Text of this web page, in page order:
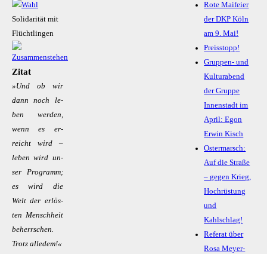
Solidarität mit
Flüchtlingen
Zitat
»Und ob wir
dann noch le­
ben wer­den,
wenn es er­
reicht wird –
le­ben wird un­
ser Pro­gramm;
es wird die
Welt der er­lös­
ten Mensch­heit
be­herr­schen.
Trotz al­le­dem!«
Rote Maifeier
der DKP Köln
am 9. Mai!
Preisstopp!
Gruppen- und
Kulturabend
der Gruppe
Innenstadt im
April: Egon
Erwin Kisch
Ostermarsch:
Auf die Straße
– gegen Krieg,
Hochrüstung
und
Kahlschlag!
Referat über
Rosa Meyer-